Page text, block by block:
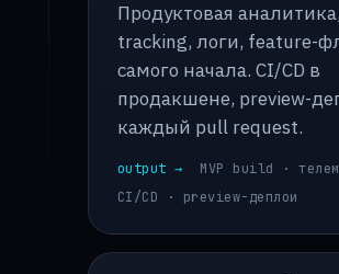
Продуктовая
tracking, логи, feature-
самого начала. CI/CD в
продакшене, preview-
каждый pull request.
output →
MVP build ·
CI/CD · preview-деплои